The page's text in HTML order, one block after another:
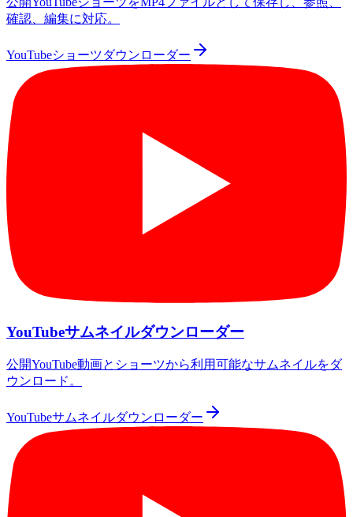
確認、編集に対応。
YouTubeショーツダウンローダー
YouTubeサムネイルダウンローダー
公開YouTube動画とショーツから利用可能なサムネイルをダ
ウンロード。
YouTubeサムネイルダウンローダー